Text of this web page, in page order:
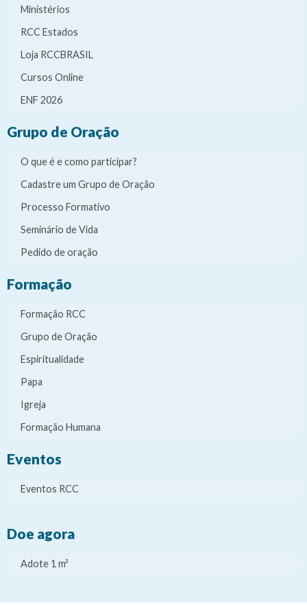
Ministérios
RCC Estados
Loja RCCBRASIL
Cursos Online
ENF 2026
Grupo de Oração
O que é e como participar?
Cadastre um Grupo de Oração
Processo Formativo
Seminário de Vida
Pedido de oração
Formação
Formação RCC
Grupo de Oração
Espiritualidade
Papa
Igreja
Formação Humana
Eventos
Eventos RCC
Doe agora
Adote 1 m²